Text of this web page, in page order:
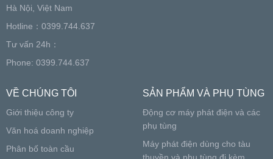
Hà Nội, Việt Nam
Hotline：0399.744.637
Tư vấn 24h：
Phone: 0399.744.637
VỀ CHÚNG TÔI
Giới thiệu công ty
Văn hoá doanh nghiệp
Phân bố toàn cầu
SẢN PHẨM VÀ PHỤ TÙNG
Động cơ máy phát điện và các
phụ tùng
Máy phát điện dùng cho tàu